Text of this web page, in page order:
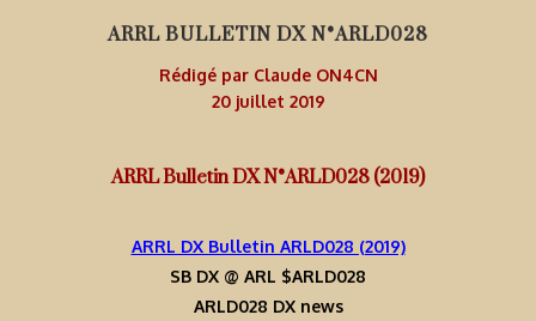
ARRL BULLETIN DX N°ARLD028
Rédigé par Claude ON4CN
20 juillet 2019
ARRL Bulletin DX N°ARLD028 (2019)
ARRL DX Bulletin ARLD028 (2019)
SB DX @ ARL $ARLD028
ARLD028 DX news